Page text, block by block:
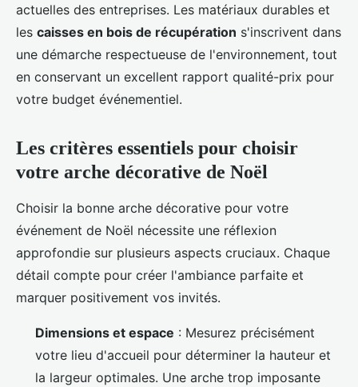
actuelles des entreprises. Les matériaux durables et
les caisses en bois de récupération s'inscrivent dans
une démarche respectueuse de l'environnement, tout
en conservant un excellent rapport qualité-prix pour
votre budget événementiel.
Les critères essentiels pour choisir
votre arche décorative de Noël
Choisir la bonne arche décorative pour votre
événement de Noël nécessite une réflexion
approfondie sur plusieurs aspects cruciaux. Chaque
détail compte pour créer l'ambiance parfaite et
marquer positivement vos invités.
Dimensions et espace : Mesurez précisément
votre lieu d'accueil pour déterminer la hauteur et
la largeur optimales. Une arche trop imposante